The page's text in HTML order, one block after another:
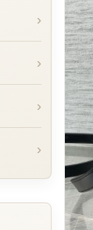
›
›
›
›